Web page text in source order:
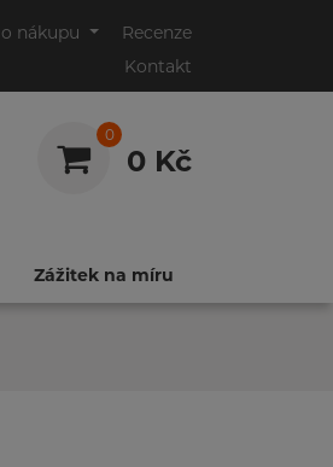
nákupu
Recenze
Kontakt
0
0 Kč
Zážitek na míru